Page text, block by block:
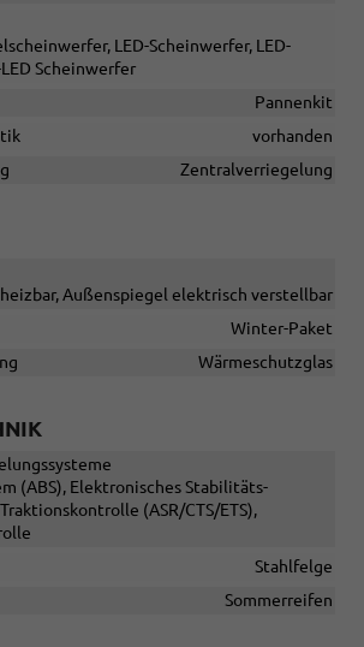
LED-Scheinwerfer, LED-
Scheinwerfer
Pannenkit
vorhanden
Zentralverriegelung
Außenspiegel elektrisch verstellbar
Winter-Paket
Wärmeschutzglas
(ABS), Elektronisches Stabilitäts-
(ASR/CTS/ETS),
Stahlfelge
Sommerreifen